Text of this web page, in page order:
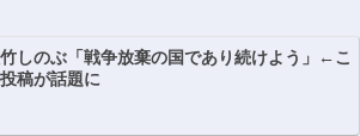
しのぶ「戦争放棄の国であり続けよう」←こ
稿が話題に